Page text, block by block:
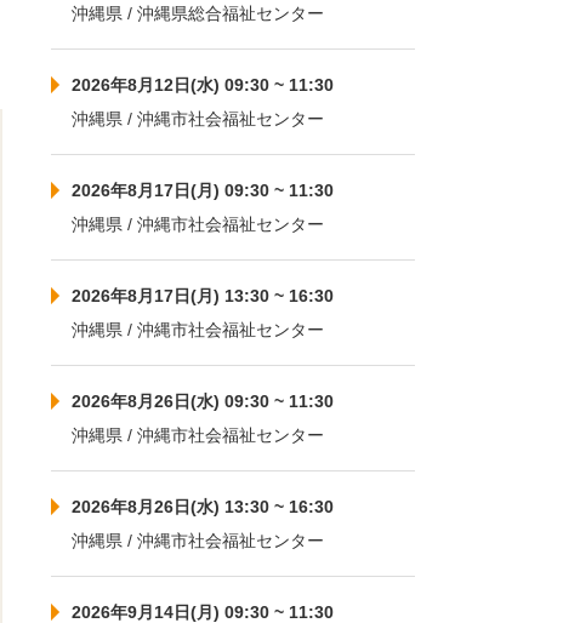
沖縄県 / 沖縄県総合福祉センター
2026年8月12日(水) 09:30 ~ 11:30
沖縄県 / 沖縄市社会福祉センター
2026年8月17日(月) 09:30 ~ 11:30
沖縄県 / 沖縄市社会福祉センター
2026年8月17日(月) 13:30 ~ 16:30
沖縄県 / 沖縄市社会福祉センター
2026年8月26日(水) 09:30 ~ 11:30
沖縄県 / 沖縄市社会福祉センター
2026年8月26日(水) 13:30 ~ 16:30
沖縄県 / 沖縄市社会福祉センター
2026年9月14日(月) 09:30 ~ 11:30